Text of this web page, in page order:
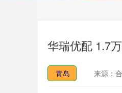
华瑞优配 1.7
青岛 来源：